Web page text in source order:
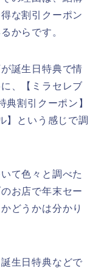
な割引クーポン
からです。
誕生日特典で情
、【ミラセレブ
割引クーポン】
】という感じで調
て色々と調べた
お店で年末セー
どうかは分かり
生日特典などで